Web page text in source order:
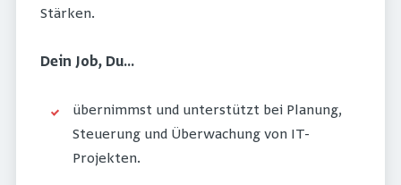
Stärken.
Dein Job, Du...
übernimmst und unterstützt bei Planung,
Steuerung und Überwachung von IT-
Projekten.